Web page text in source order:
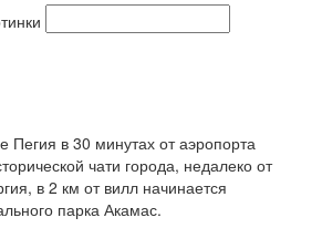
Пегия в 30 минутах от аэропорта
чати города, недалеко от
в 2 км от вилл начинается
парка Акамас.